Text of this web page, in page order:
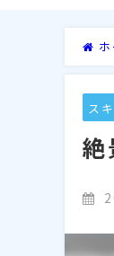
ス
絶